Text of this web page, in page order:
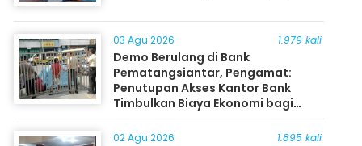
03 Agu 2026 1.979 kali
Demo Berulang di Bank
Pematangsiantar, Pengamat:
Penutupan Akses Kantor Bank
Timbulkan Biaya Ekonomi bagi
Masyarakat
02 Agu 2026 1.895 kali